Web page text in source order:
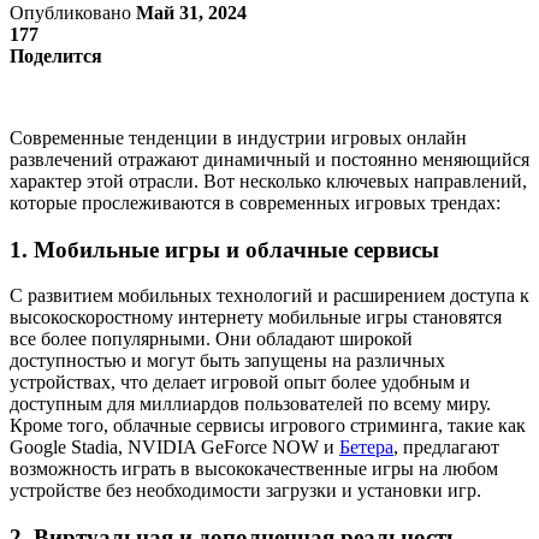
Опубликовано Май 31, 2024
177
Поделится
Современные тенденции в индустрии игровых онлайн
развлечений отражают динамичный и постоянно меняющийся
характер этой отрасли. Вот несколько ключевых направлений,
которые прослеживаются в современных игровых трендах:
1. Мобильные игры и облачные сервисы
С развитием мобильных технологий и расширением доступа к
высокоскоростному интернету мобильные игры становятся
все более популярными. Они обладают широкой
доступностью и могут быть запущены на различных
устройствах, что делает игровой опыт более удобным и
доступным для миллиардов пользователей по всему миру.
Кроме того, облачные сервисы игрового стриминга, такие как
Google Stadia, NVIDIA GeForce NOW и Бетера, предлагают
возможность играть в высококачественные игры на любом
устройстве без необходимости загрузки и установки игр.